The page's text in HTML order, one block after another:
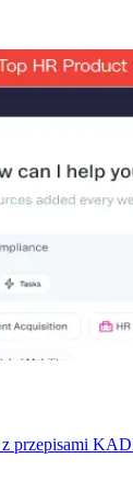
przepisami